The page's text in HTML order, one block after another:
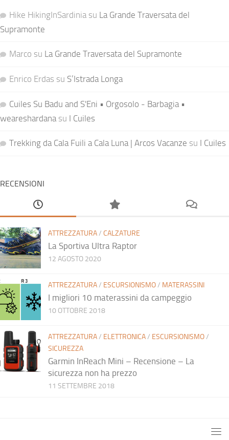
Hike HikingInSardinia su La Grande Traversata del
Supramonte
Marco su La Grande Traversata del Supramonte
Enrico Erdas su S’Istrada Longa
Cuiles Su Badu and S'Eni • Orgosolo - Barbagia •
weareshardana su I Cuiles
Trekking da Cala Fuili a Cala Luna | Arcos Vacanze su I Cuiles
RECENSIONI
ATTREZZATURA/ CALZATURE
La Sportiva Ultra Raptor
12 AGOSTO 2020
ATTREZZATURA/ ESCURSIONISMO/ MATERASSINI
I migliori 10 materassini da campeggio
10 OTTOBRE 2018
ATTREZZATURA/ ELETTRONICA/ ESCURSIONISMO/
SICUREZZA
Garmin InReach Mini – Recensione – La
sicurezza non ha prezzo
11 SETTEMBRE 2018